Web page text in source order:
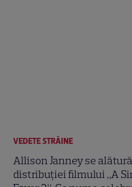
VEDETE STRĂINE
Allison Janney se alătură
distribuției filmului „A